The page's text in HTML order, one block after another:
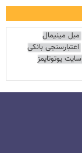
مبل مینیمال
اعتبارسنجی بانکی
سایت یوتوتایمز